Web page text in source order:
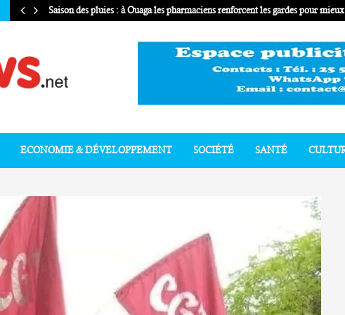
Saison des pluies : à Ouaga les pharmaciens renforcent les gardes pour
ECONOMIE & DÉVELOPPEMENT SOCIÉTÉ SANTÉ